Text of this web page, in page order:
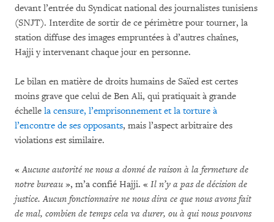
devant l’entrée du Syndicat national des journalistes tunisiens
(SNJT). Interdite de sortir de ce périmètre pour tourner, la
station diffuse des images empruntées à d’autres chaînes,
Hajji y intervenant chaque jour en personne.
Le bilan en matière de droits humains de Saïed est certes
moins grave que celui de Ben Ali, qui pratiquait à grande
échelle la censure, l’emprisonnement et la torture à
l’encontre de ses opposants, mais l’aspect arbitraire des
violations est similaire.
«Aucune autorité ne nous a donné de raison à la fermeture de
notre bureau », m’a confié Hajji. « Il n’y a pas de décision de
justice. Aucun fonctionnaire ne nous dira ce que nous avons fait
de mal, combien de temps cela va durer, ou à qui nous pouvons